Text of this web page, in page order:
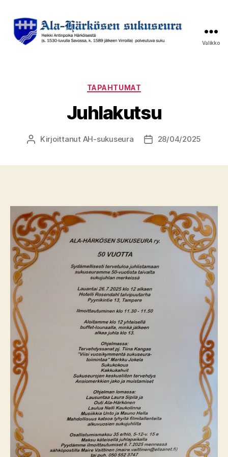
Valikko
Kategoriat
TAPAHTUMAT
Juhlakutsu
Kirjoittaja
Kirjoittanut AH-sukuseura Julkaisupäivämäärä
28/04/2025